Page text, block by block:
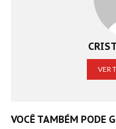
VER
VOCÊ TAMBÉM PODE